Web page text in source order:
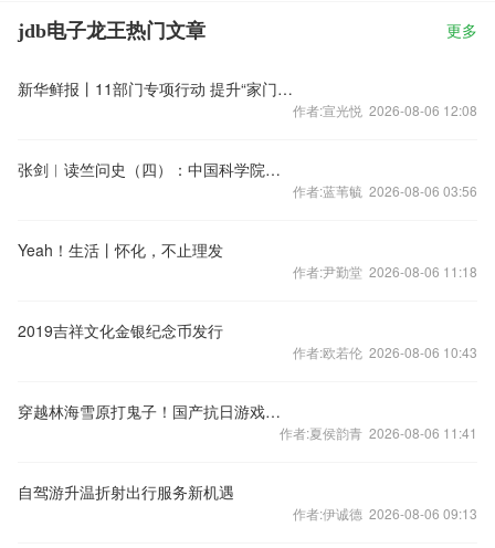
jdb电子龙王热门文章 更多
新华鲜报丨11部门专项行动 提升“家门口”看中医体验
作者:宣光悦 2026-08-06 12:08
张剑︱读竺问史（四）：中国科学院数学所筹备——从苏步青到华罗庚
作者:蓝苇毓 2026-08-06 03:56
Yeah！生活丨怀化，不止理发
作者:尹勤堂 2026-08-06 11:18
2019吉祥文化金银纪念币发行
作者:欧若伦 2026-08-06 10:43
穿越林海雪原打鬼子！国产抗日游戏《抵抗者》会翻车吗？
作者:夏侯韵青 2026-08-06 11:41
自驾游升温折射出行服务新机遇
作者:伊诚德 2026-08-06 09:13